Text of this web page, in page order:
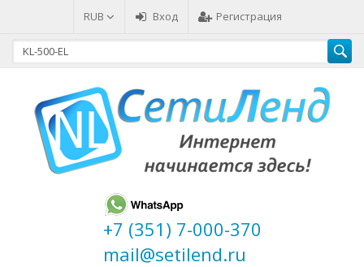
RUB Вход Регистрация
+7 (351) 7-000-370
mail@setilend.ru